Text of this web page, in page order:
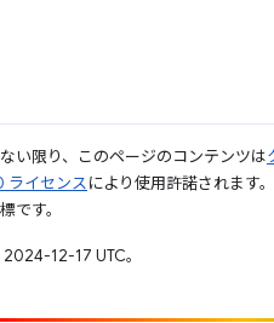
い限り、このページのコンテンツは
ライセンスにより使用許諾されます
です。
12-17 UTC。